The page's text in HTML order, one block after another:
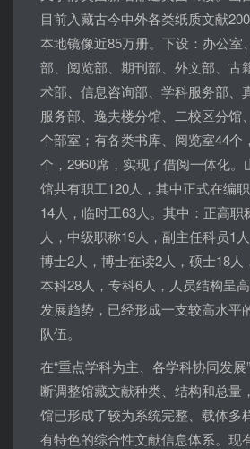
目前入藏古今中外各类纸质文献
本地镜像近85万册。下设：办公室
部、阅览部、期刊部、外文部、古
术部、信息咨询部、学科服务部、
服务部、逸夫楼分馆、二校区分馆
个部室；有各类书库、阅览室44个
个，2960席，实现了借阅一体化。
馆共有职工120人，其中正式在编
14人，临时工63人。其中：正高职
人，中级职称19人，副主任科员1
博士2人，博士在读2人，硕士18人
本科28人，专科6人，人员结构呈
发展趋势，已经形成一支较高水平
队伍。
在“重点学科为主、各学科协同发
断调整馆藏文献种类、结构和总量
馆已形成了较为系统完整、载体多
有特色的综合性文献信息体系。现